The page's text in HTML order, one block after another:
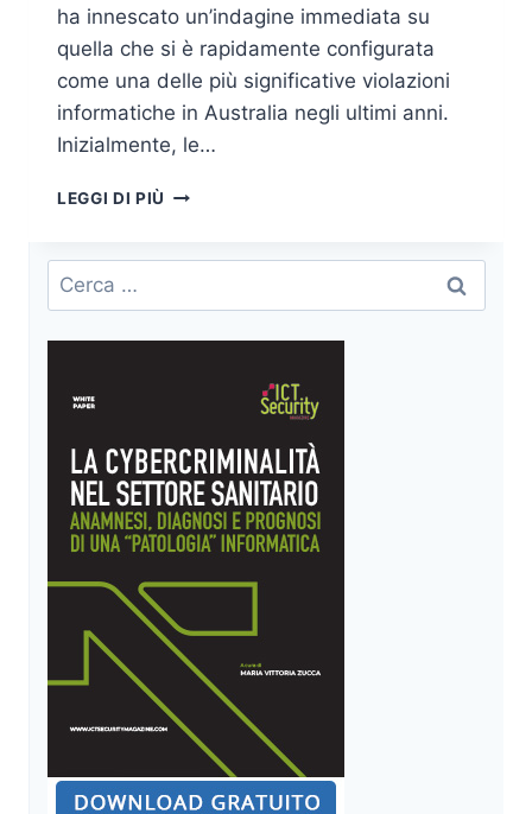
ha innescato un’indagine immediata su
quella che si è rapidamente configurata
come una delle più significative violazioni
informatiche in Australia negli ultimi anni.
Inizialmente, le…
LEGGI DI PIÙ CYBER
QANTAS
E
IL
CIRCA
5,7
MILIONI
DI
UNICI
SONO
STATI
COMPROMESSI
Ricerca
per: